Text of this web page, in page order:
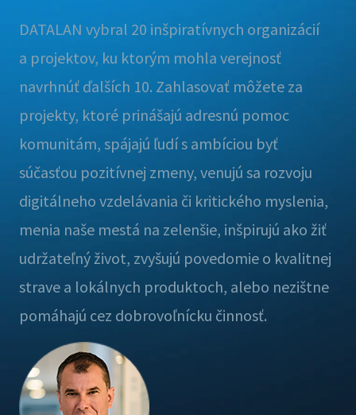
DATALAN vybral 20 inšpiratívnych organizácií
a projektov, ku ktorým mohla verejnosť
navrhnúť ďalších 10. Zahlasovať môžete za
projekty, ktoré prinášajú adresnú pomoc
komunitám, spájajú ľudí s ambíciou byť
súčasťou pozitívnej zmeny, venujú sa rozvoju
digitálneho vzdelávania či kritického myslenia,
menia naše mestá na zelenšie, inšpirujú ako žiť
udržateľný život, zvyšujú povedomie o kvalitnej
strave a lokálnych produktoch, alebo nezištne
pomáhajú cez dobrovoľnícku činnosť.